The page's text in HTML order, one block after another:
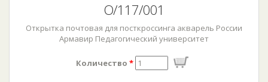
О/117/001
Открытка почтовая для посткроссинга акварель России
Армавир Педагогический университет
Количество *